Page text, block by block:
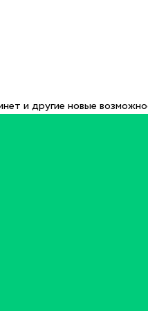
и другие новые